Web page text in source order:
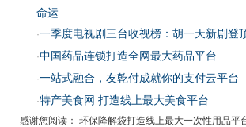
命运
·一季度电视剧三台收视榜：胡一天新剧登
·中国药品连锁打造全网最大药品平台
·一站式融合，友乾付成就你的支付云平台
·特产美食网 打造线上最大美食平台
感谢您阅读： 环保降解袋打造线上最大一次性用品平